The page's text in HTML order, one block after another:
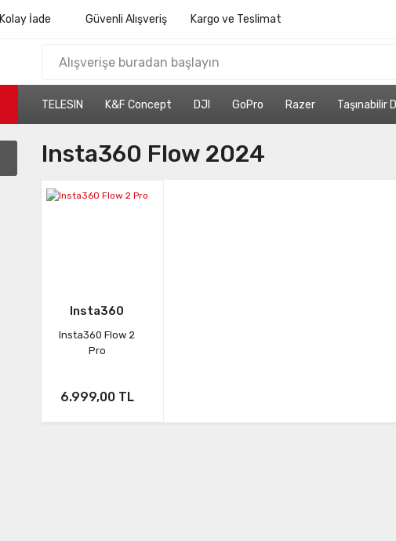
Kolay İade Güvenli Alışveriş Kargo ve Teslimat
TELESIN K&F Concept DJI GoPro Razer Taşınabilir
Insta360 Flow 2024
Insta360
Insta360 Flow 2
Pro
6.999,00 TL